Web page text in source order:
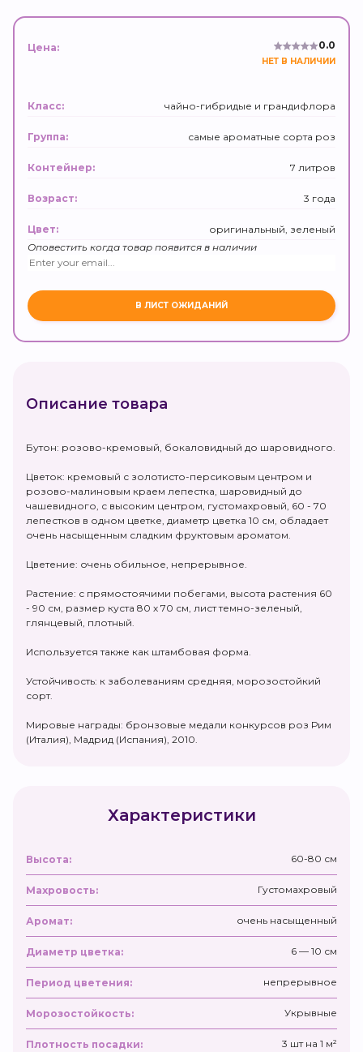
Цена: 0.0
НЕТ В НАЛИЧИИ
Класс: чайно-гибридые и грандифлора
Группа: самые ароматные сорта роз
Контейнер: 7 литров
Возраст: 3 года
Цвет:
оригинальный, зеленый
Оповестить когда товар появится в наличии
Описание товара
Бутон: розово-кремовый, бокаловидный до шаровидного.
Цветок: кремовый с золотисто-персиковым центром и
розово-малиновым краем лепестка, шаровидный до
чашевидного, с высоким центром, густомахровый, 60 - 70
лепестков в одном цветке, диаметр цветка 10 см, обладает
очень насыщенным сладким фруктовым ароматом.
Цветение: очень обильное, непрерывное.
Растение: с прямостоячими побегами, высота растения 60
- 90 см, размер куста 80 х 70 см, лист темно-зеленый,
глянцевый, плотный.
Используется также как штамбовая форма.
Устойчивость: к заболеваниям средняя, морозостойкий
сорт.
Мировые награды: бронзовые медали конкурсов роз Рим
(Италия), Мадрид (Испания), 2010.
Характеристики
Высота: 60-80 см
Махровость: Густомахровый
Аромат: очень насыщенный
Диаметр цветка: 6 — 10 см
Период цветения: непрерывное
Морозостойкость: Укрывные
Плотность посадки: 3 шт на 1 м²